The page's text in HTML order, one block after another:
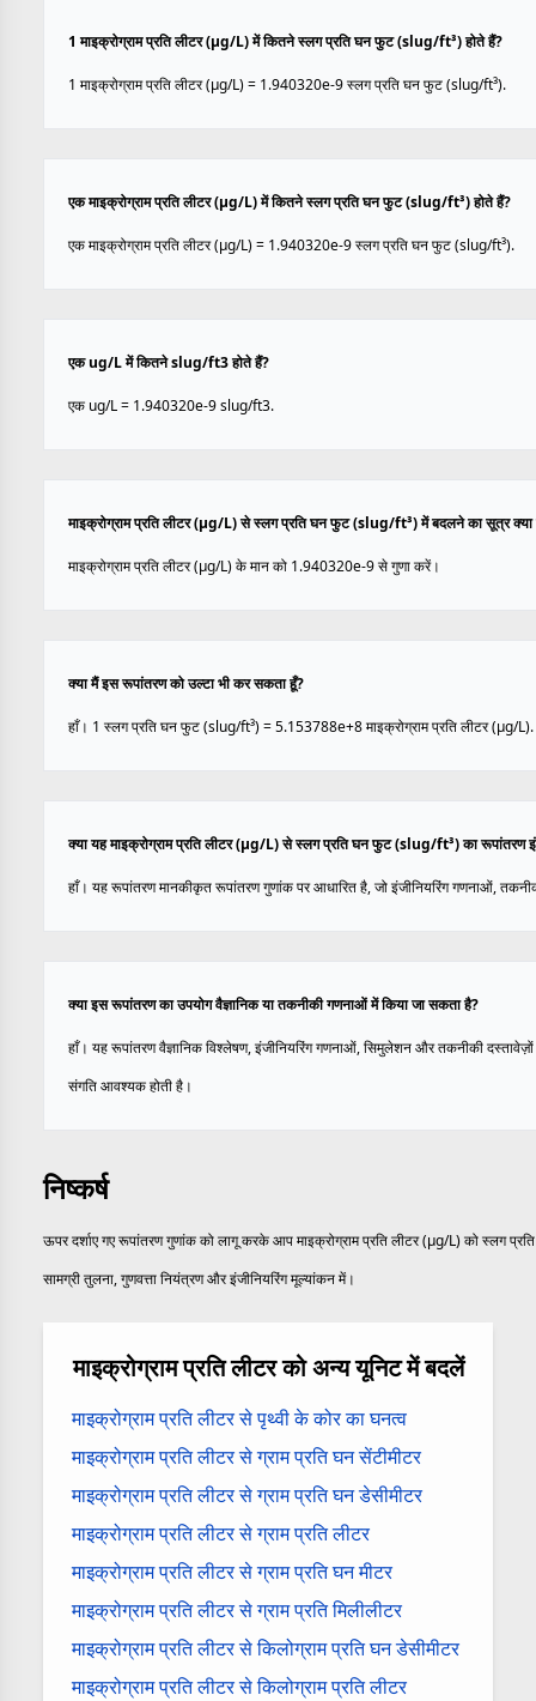
1 माइक्रोग्राम प्रति लीटर (µg/L) में कितने स्लग प्रति घन फुट (slug/ft³) होते हैं?
1 माइक्रोग्राम प्रति लीटर (µg/L) = 1.940320e-9 स्लग प्रति घन फुट (slug/ft³).
एक माइक्रोग्राम प्रति लीटर (µg/L) में कितने स्लग प्रति घन फुट (slug/ft³) होते हैं?
एक माइक्रोग्राम प्रति लीटर (µg/L) = 1.940320e-9 स्लग प्रति घन फुट (slug/ft³).
एक ug/L में कितने slug/ft3 होते हैं?
एक ug/L = 1.940320e-9 slug/ft3.
माइक्रोग्राम प्रति लीटर (µg/L) से स्लग प्रति घन फुट (slug/ft³) में बदलने का सूत्र क्या
माइक्रोग्राम प्रति लीटर (µg/L) के मान को 1.940320e-9 से गुणा करें।
क्या मैं इस रूपांतरण को उल्टा भी कर सकता हूँ?
हाँ। 1 स्लग प्रति घन फुट (slug/ft³) = 5.153788e+8 माइक्रोग्राम प्रति लीटर (µg/L).
क्या यह माइक्रोग्राम प्रति लीटर (µg/L) से स्लग प्रति घन फुट (slug/ft³) का रूपांतरण
हाँ। यह रूपांतरण मानकीकृत रूपांतरण गुणांक पर आधारित है, जो इंजीनियरिंग गणनाओं,
क्या इस रूपांतरण का उपयोग वैज्ञानिक या तकनीकी गणनाओं में किया जा सकता है?
हाँ। यह रूपांतरण वैज्ञानिक विश्लेषण, इंजीनियरिंग गणनाओं, सिमुलेशन और तकनीकी
संगति आवश्यक होती है।
निष्कर्ष
ऊपर दर्शाए गए रूपांतरण गुणांक को लागू करके आप माइक्रोग्राम प्रति लीटर (µg/L) को स्लग
सामग्री तुलना, गुणवत्ता नियंत्रण और इंजीनियरिंग मूल्यांकन में।
माइक्रोग्राम प्रति लीटर को अन्य यूनिट में बदलें
माइक्रोग्राम प्रति लीटर से पृथ्वी के कोर का घनत्व
माइक्रोग्राम प्रति लीटर से ग्राम प्रति घन सेंटीमीटर
माइक्रोग्राम प्रति लीटर से ग्राम प्रति घन डेसीमीटर
माइक्रोग्राम प्रति लीटर से ग्राम प्रति लीटर
माइक्रोग्राम प्रति लीटर से ग्राम प्रति घन मीटर
माइक्रोग्राम प्रति लीटर से ग्राम प्रति मिलीलीटर
माइक्रोग्राम प्रति लीटर से किलोग्राम प्रति घन डेसीमीटर
माइक्रोग्राम प्रति लीटर से किलोग्राम प्रति लीटर